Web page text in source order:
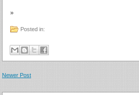
»
Posted in:
Newer Post